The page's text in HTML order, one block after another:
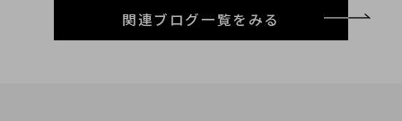
関連ブログ一覧をみる